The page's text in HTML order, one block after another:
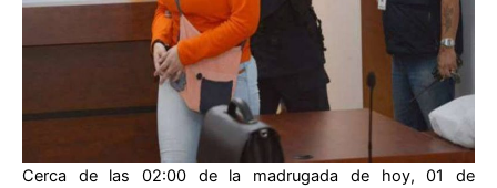
Cerca de las 02:00 de la madrugada de hoy, 01 de